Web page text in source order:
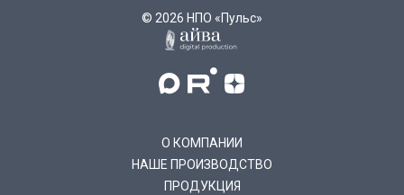
© 2026 НПО «Пульс»
О КОМПАНИИ
НАШЕ ПРОИЗВОДСТВО
ПРОДУКЦИЯ